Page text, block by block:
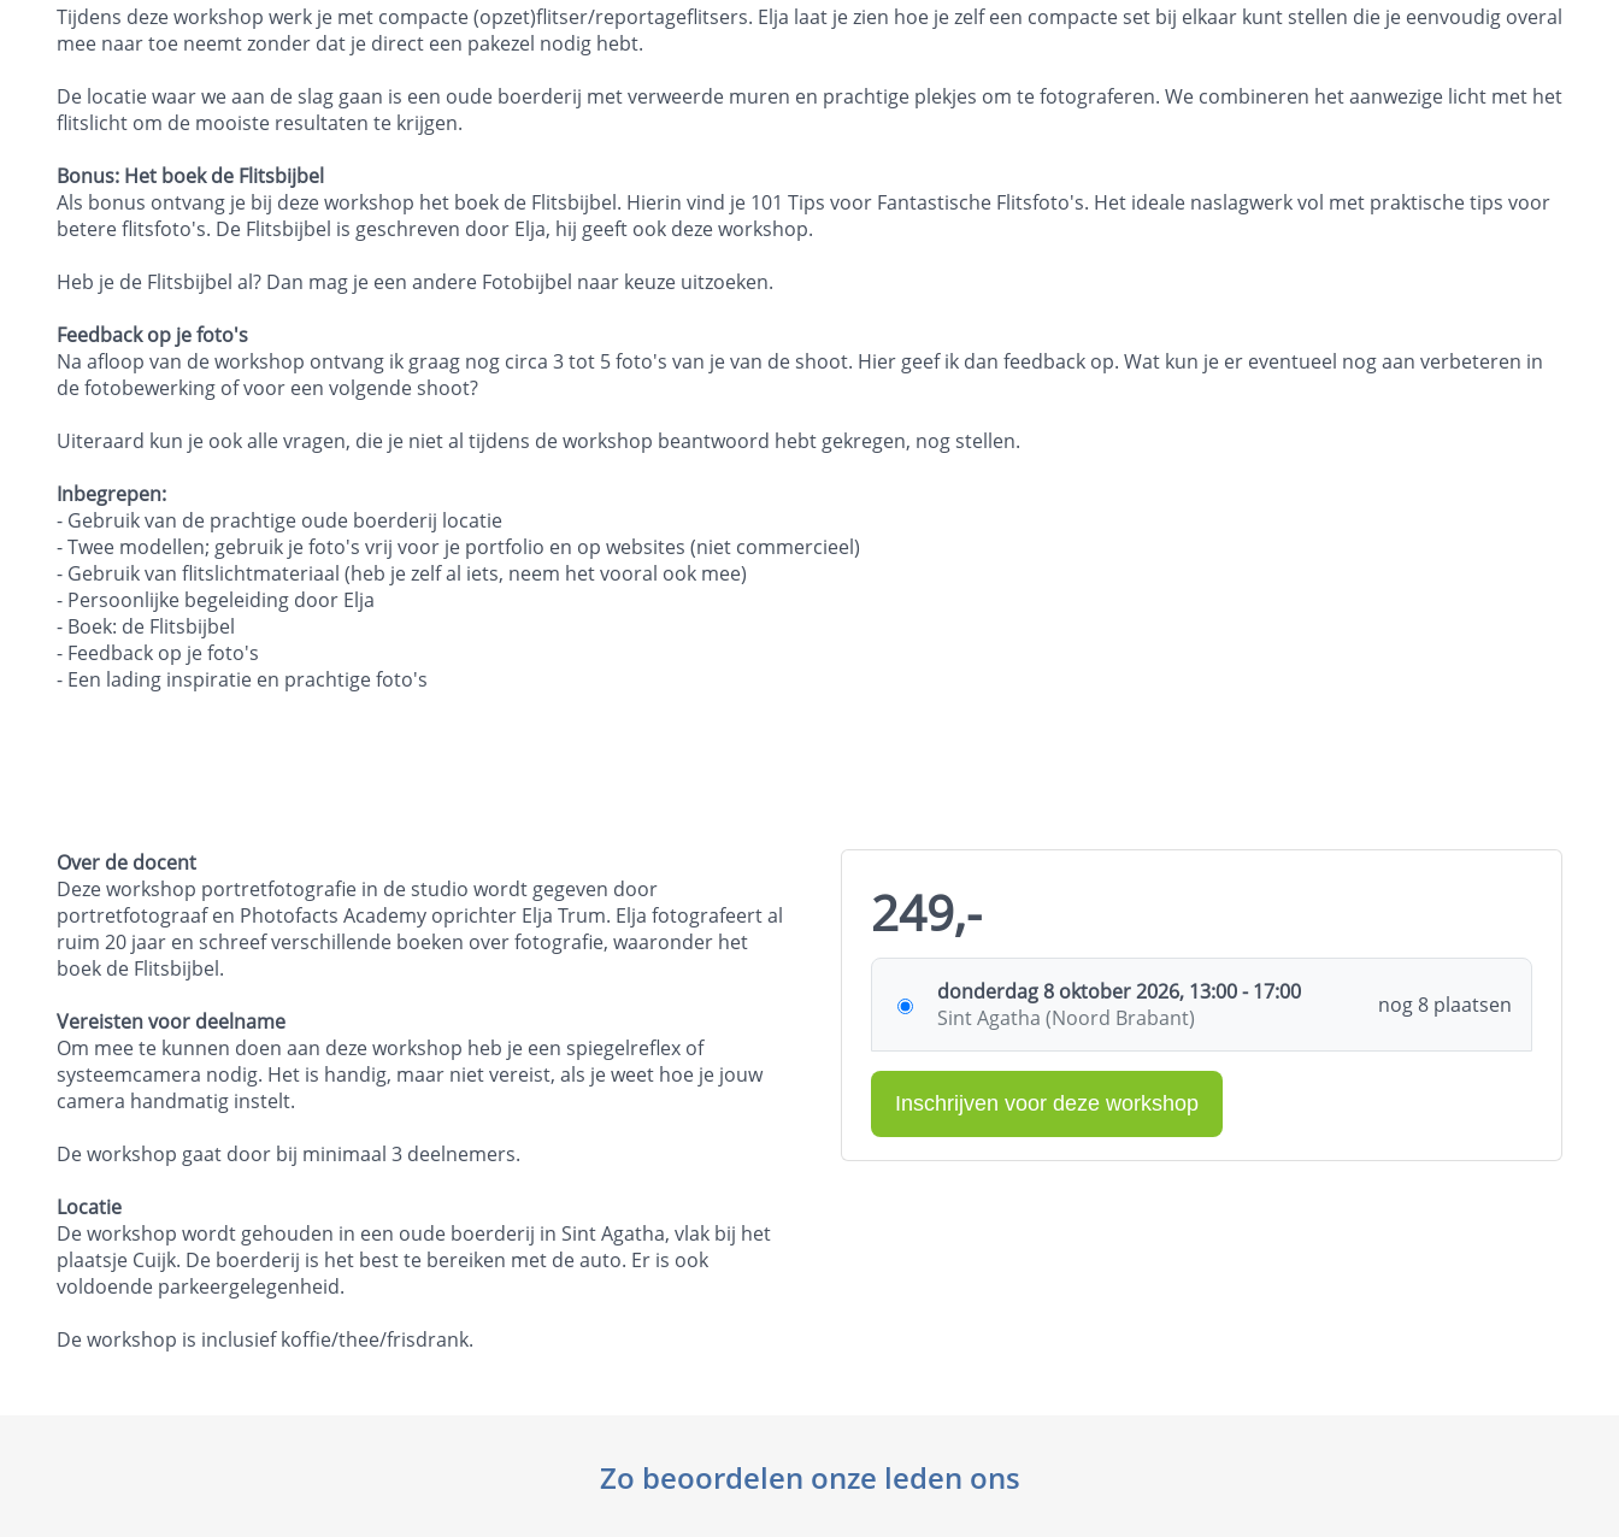
Tijdens deze workshop werk je met compacte (opzet)flitser/reportageflitsers. Elja laat je zien hoe je zelf een compacte set bij elkaar kunt stellen die je eenvoudig overal
mee naar toe neemt zonder dat je direct een pakezel nodig hebt.
De locatie waar we aan de slag gaan is een oude boerderij met verweerde muren en prachtige plekjes om te fotograferen. We combineren het aanwezige licht met het
flitslicht om de mooiste resultaten te krijgen.
Bonus: Het boek de Flitsbijbel
Als bonus ontvang je bij deze workshop het boek de Flitsbijbel. Hierin vind je 101 Tips voor Fantastische Flitsfoto's. Het ideale naslagwerk vol met praktische tips voor
betere flitsfoto's. De Flitsbijbel is geschreven door Elja, hij geeft ook deze workshop.
Heb je de Flitsbijbel al? Dan mag je een andere Fotobijbel naar keuze uitzoeken.
Feedback op je foto's
Na afloop van de workshop ontvang ik graag nog circa 3 tot 5 foto's van je van de shoot. Hier geef ik dan feedback op. Wat kun je er eventueel nog aan verbeteren in
de fotobewerking of voor een volgende shoot?
Uiteraard kun je ook alle vragen, die je niet al tijdens de workshop beantwoord hebt gekregen, nog stellen.
Inbegrepen:
- Gebruik van de prachtige oude boerderij locatie
- Twee modellen; gebruik je foto's vrij voor je portfolio en op websites (niet commercieel)
- Gebruik van flitslichtmateriaal (heb je zelf al iets, neem het vooral ook mee)
- Persoonlijke begeleiding door Elja
- Boek: de Flitsbijbel
- Feedback op je foto's
- Een lading inspiratie en prachtige foto's
Over de docent
Deze workshop portretfotografie in de studio wordt gegeven door
portretfotograaf en Photofacts Academy oprichter Elja Trum. Elja fotografeert al
ruim 20 jaar en schreef verschillende boeken over fotografie, waaronder het
boek de Flitsbijbel.
Vereisten voor deelname
Om mee te kunnen doen aan deze workshop heb je een spiegelreflex of
systeemcamera nodig. Het is handig, maar niet vereist, als je weet hoe je jouw
camera handmatig instelt.
De workshop gaat door bij minimaal 3 deelnemers.
Locatie
De workshop wordt gehouden in een oude boerderij in Sint Agatha, vlak bij het
plaatsje Cuijk. De boerderij is het best te bereiken met de auto. Er is ook
voldoende parkeergelegenheid.
De workshop is inclusief koffie/thee/frisdrank.
249,-
donderdag 8 oktober 2026, 13:00 - 17:00
Sint Agatha (Noord Brabant)
nog 8 plaatsen
Zo beoordelen onze leden ons